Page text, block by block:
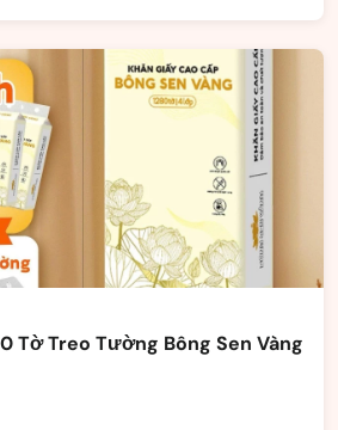
Tờ Treo Tường Bông Sen Vàng